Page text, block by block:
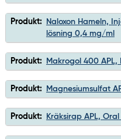
Produkt:
Naloxon Hameln,
lösning 0,4 mg/ml
Produkt: Makrogol 400 APL,
Produkt: Magnesiumsulfat
Produkt: Kräksirap APL,